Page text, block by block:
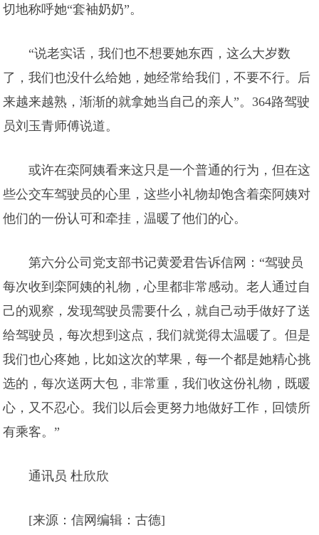
切地称呼她“套袖奶奶”。
“说老实话，我们也不想要她东西，这么大岁数
了，我们也没什么给她，她经常给我们，不要不行。后
来越来越熟，渐渐的就拿她当自己的亲人”。364路驾驶
员刘玉青师傅说道。
或许在栾阿姨看来这只是一个普通的行为，但在这
些公交车驾驶员的心里，这些小礼物却饱含着栾阿姨对
他们的一份认可和牵挂，温暖了他们的心。
第六分公司党支部书记黄爱君告诉信网：“驾驶员
每次收到栾阿姨的礼物，心里都非常感动。老人通过自
己的观察，发现驾驶员需要什么，就自己动手做好了送
给驾驶员，每次想到这点，我们就觉得太温暖了。但是
我们也心疼她，比如这次的苹果，每一个都是她精心挑
选的，每次送两大包，非常重，我们收这份礼物，既暖
心，又不忍心。我们以后会更努力地做好工作，回馈所
有乘客。”
通讯员 杜欣欣
[来源：信网编辑：古德]